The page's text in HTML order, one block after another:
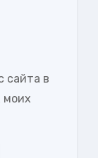
сайта в
моих